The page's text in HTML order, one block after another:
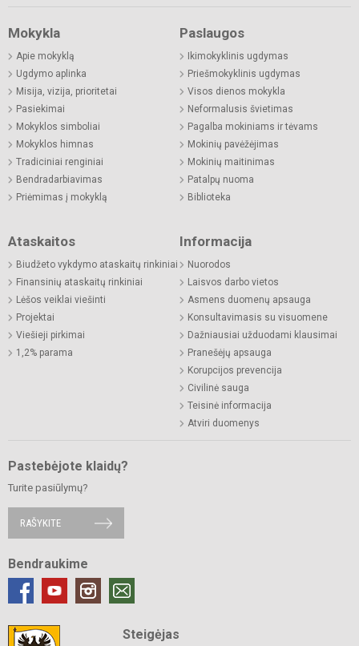
Mokykla
Apie mokyklą
Ugdymo aplinka
Misija, vizija, prioritetai
Pasiekimai
Mokyklos simboliai
Mokyklos himnas
Tradiciniai renginiai
Bendradarbiavimas
Priėmimas į mokyklą
Paslaugos
Ikimokyklinis ugdymas
Priešmokyklinis ugdymas
Visos dienos mokykla
Neformalusis švietimas
Pagalba mokiniams ir tėvams
Mokinių pavėžėjimas
Mokinių maitinimas
Patalpų nuoma
Biblioteka
Ataskaitos
Biudžeto vykdymo ataskaitų rinkiniai
Finansinių ataskaitų rinkiniai
Lėšos veiklai viešinti
Projektai
Viešieji pirkimai
1,2% parama
Informacija
Nuorodos
Laisvos darbo vietos
Asmens duomenų apsauga
Konsultavimasis su visuomene
Dažniausiai užduodami klausimai
Pranešėjų apsauga
Korupcijos prevencija
Civilinė sauga
Teisinė informacija
Atviri duomenys
Pastebėjote klaidų?
Turite pasiūlymų?
RAŠYKITE
Bendraukime
Steigėjas